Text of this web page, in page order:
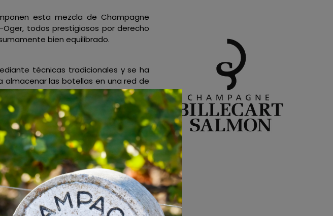
esta mezcla de Champagne
Oger, todos prestigiosos por derecho
bien equilibrado.
técnicas tradicionales y se ha
almacenar las botellas en una red de
constante de 12 °C, se han
y llena de cultura.
los sutiles reflejos dorados del
(almendras mezcladas con frutas
verdaderamente elegante a la que